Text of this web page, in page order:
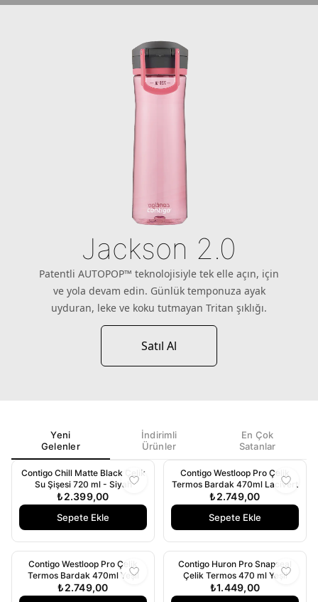
Jackson 2.0
Patentli AUTOPOP™ teknolojisiyle tek elle açın, için
ve yola devam edin. Günlük temponuza ayak
uyduran, leke ve koku tutmayan Tritan şıklığı.
Satıl Al
Yeni
Gelenler
İndirimli
Ürünler
En Çok
Satanlar
Contigo Chill Matte Black Çelik
Su Şişesi 720 ml - Siyah
₺2.399,00
Sepete Ekle
Contigo Westloop Pro Çelik
Termos Bardak 470ml Lacivert
₺2.749,00
Sepete Ekle
Contigo Westloop Pro Çelik
Termos Bardak 470ml Yeşil
₺2.749,00
Contigo Huron Pro Snapseal
Çelik Termos 470 ml Yeşil
₺1.449,00